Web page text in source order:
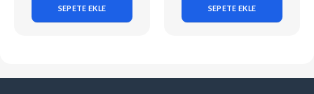
SEPETE EKLE SEPETE EKLE